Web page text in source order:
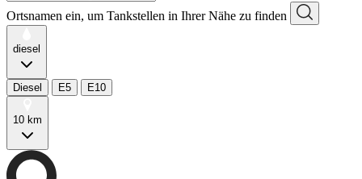
Ortsnamen ein, um Tankstellen in Ihrer Nähe zu finden
diesel
Diesel E5 E10
10 km